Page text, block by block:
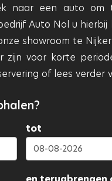
naar een auto om
Auto Nol u hierbij
showroom te
voor korte
of lees verder
tot